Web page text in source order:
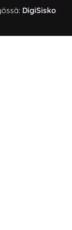
DigiSisko